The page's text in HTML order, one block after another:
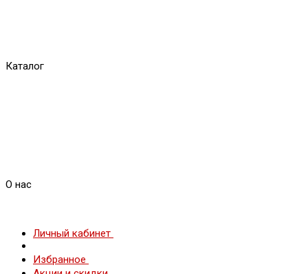
Каталог
О нас
Личный кабинет
Избранное